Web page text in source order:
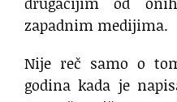
zapadnim medijima.
Nije reč samo o
godina kada je